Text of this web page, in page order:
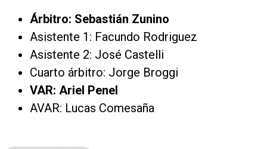
Árbitro: Sebastián Zunino
Asistente 1: Facundo Rodriguez
Asistente 2: José Castelli
Cuarto árbitro: Jorge Broggi
VAR: Ariel Penel
AVAR: Lucas Comesaña